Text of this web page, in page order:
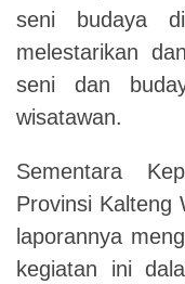
seni budaya
melestarikan
seni dan
wisatawan.
Sementara
Provinsi Kalteng
laporannya
kegiatan ini